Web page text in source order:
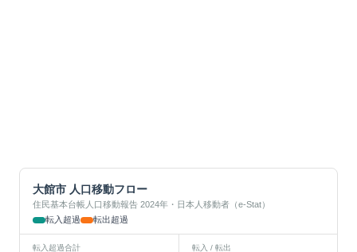
大館市 人口移動フロー
住民基本台帳人口移動報告 2024年・日本人移動者（e-Stat）
転入超過
転出超過
転入超過合計 転入 / 転出